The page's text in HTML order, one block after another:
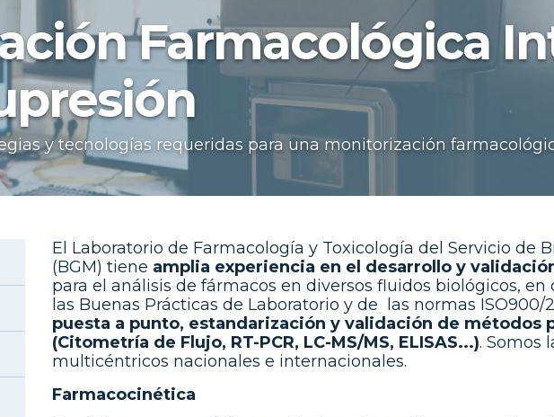
Farmacológica
y tecnologías requeridas para una monitorización
El Laboratorio de Farmacología y Toxicología del Servicio de
(BGM) tiene amplia experiencia en el desarrollo y
para el análisis de fármacos en diversos fluidos biológicos,
las Buenas Prácticas de Laboratorio y de las normas ISO900/
puesta a punto, estandarización y validación de métodos
(Citometría de Flujo, RT-PCR, LC-MS/MS, ELISAS...). Somos
multicéntricos nacionales e internacionales.
Farmacocinética